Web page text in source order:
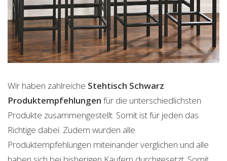
Wir haben zahlreiche Stehtisch Schwarz
Produktempfehlungen für die unterschiedlichsten
Produkte zusammengestellt. Somit ist für jeden das
Richtige dabei. Zudem wurden alle
Produktempfehlungen miteinander verglichen und alle